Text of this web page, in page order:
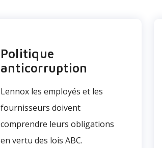
Politique
anticorruption
Lennox les employés et les
fournisseurs doivent
comprendre leurs obligations
en vertu des lois ABC.